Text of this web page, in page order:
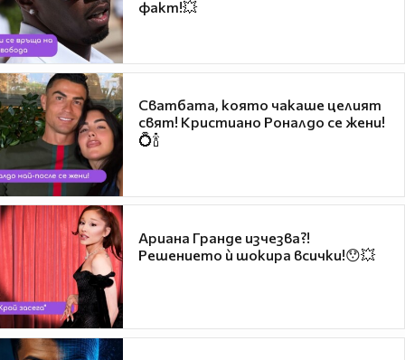
факт!💥
Сватбата, която чакаше целият
свят! Кристиано Роналдо се жени!
💍🍾
Ариана Гранде изчезва?!
Решението ѝ шокира всички!😯💥